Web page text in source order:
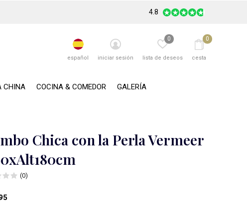
CHINA COCINA & COMEDOR GALERÍA
español iniciar sesión lista de deseos
0
cesta
0
4.8
Chica con la Perla Vermeer
(0)